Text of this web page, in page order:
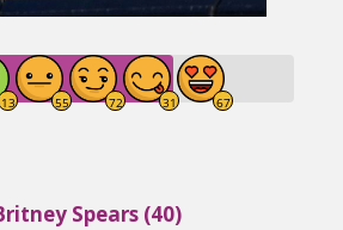
Spears (40)